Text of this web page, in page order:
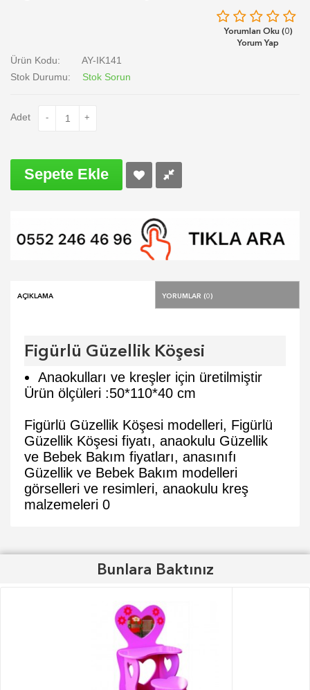
Yorumları Oku (0)
Yorum Yap
Ürün Kodu:
AY-IK141
Stok Durumu:
Stok Sorun
Adet - +
Sepete Ekle
Açıklama Yorumlar (0)
Figürlü Güzellik Köşesi
Anaokulları ve kreşler için üretilmiştir
Ürün ölçüleri :50*110*40 cm
Figürlü Güzellik Köşesi modelleri, Figürlü
Güzellik Köşesi fiyatı, anaokulu Güzellik
ve Bebek Bakım fiyatları, anasınıfı
Güzellik ve Bebek Bakım modelleri
görselleri ve resimleri, anaokulu kreş
malzemeleri 0
Bunlara Baktınız